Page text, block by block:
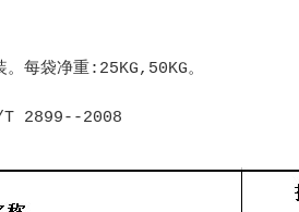
每袋净重:25KG,50KG。
T 2899--2008